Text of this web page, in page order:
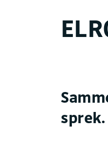
sprek.